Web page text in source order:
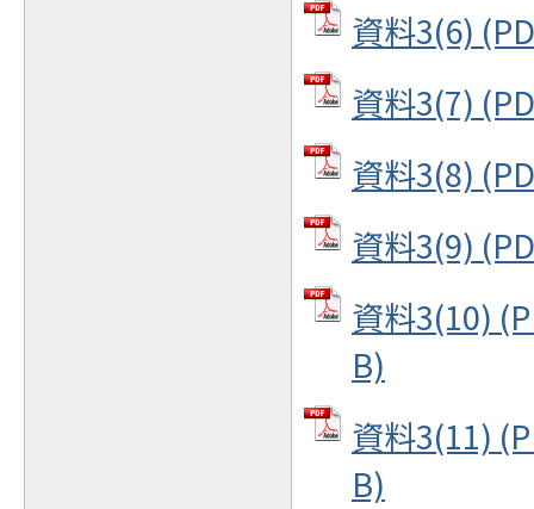
資料3(6)
資料3(7)
資料3(8)
資料3(9)
資料3(10)
B)
資料3(11)
B)